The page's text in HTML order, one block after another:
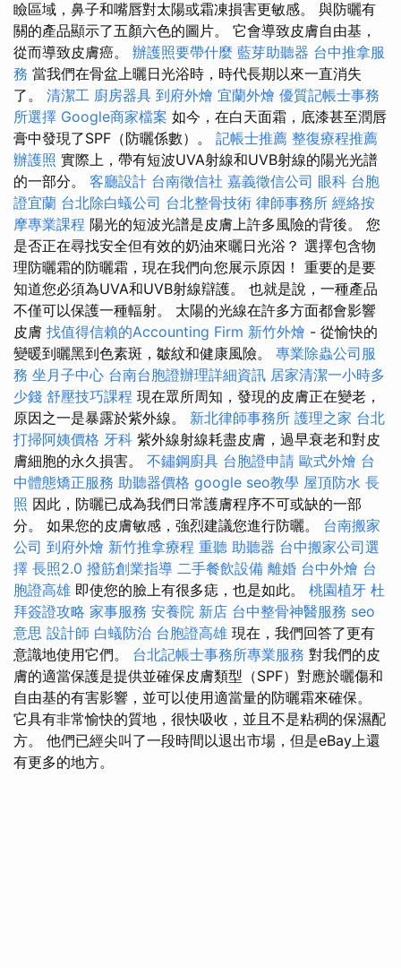
瞼區域，鼻子和嘴唇對太陽或霜凍損害更敏感。 與防曬有
關的產品顯示了五顏六色的圖片。 它會導致皮膚自由基，
從而導致皮膚癌。 辦護照要帶什麼 藍芽助聽器 台中推拿服
務 當我們在骨盆上曬日光浴時，時代長期以來一直消失
了。 清潔工 廚房器具 到府外燴 宜蘭外燴 優質記帳士事務
所選擇 Google商家檔案 如今，在白天面霜，底漆甚至潤唇
膏中發現了SPF（防曬係數）。 記帳士推薦 整復療程推薦
辦護照 實際上，帶有短波UVA射線和UVB射線的陽光光譜
的一部分。 客廳設計 台南徵信社 嘉義徵信公司 眼科 台胞
證宜蘭 台北除白蟻公司 台北整骨技術 律師事務所 經絡按
摩專業課程 陽光的短波光譜是皮膚上許多風險的背後。 您
是否正在尋找安全但有效的奶油來曬日光浴？ 選擇包含物
理防曬霜的防曬霜，現在我們向您展示原因！ 重要的是要
知道您必須為UVA和UVB射線辯護。 也就是說，一種產品
不僅可以保護一種輻射。 太陽的光線在許多方面都會影響
皮膚 找值得信賴的Accounting Firm 新竹外燴 - 從愉快的
變暖到曬黑到色素斑，皺紋和健康風險。 專業除蟲公司服
務 坐月子中心 台南台胞證辦理詳細資訊 居家清潔一小時多
少錢 舒壓技巧課程 現在眾所周知，發現的皮膚正在變老，
原因之一是暴露於紫外線。 新北律師事務所 護理之家 台北
打掃阿姨價格 牙科 紫外線射線耗盡皮膚，過早衰老和對皮
膚細胞的永久損害。 不鏽鋼廚具 台胞證申請 歐式外燴 台
中體態矯正服務 助聽器價格 google seo教學 屋頂防水 長
照 因此，防曬已成為我們日常護膚程序不可或缺的一部
分。 如果您的皮膚敏感，強烈建議您進行防曬。 台南搬家
公司 到府外燴 新竹推拿療程 重聽 助聽器 台中搬家公司選
擇 長照2.0 撥筋創業指導 二手餐飲設備 離婚 台中外燴 台
胞證高雄 即使您的臉上有很多痣，也是如此。 桃園植牙 杜
拜簽證攻略 家事服務 安養院 新店 台中整骨神醫服務 seo
意思 設計師 白蟻防治 台胞證高雄 現在，我們回答了更有
意識地使用它們。 台北記帳士事務所專業服務 對我們的皮
膚的適當保護是提供並確保皮膚類型（SPF）對應於曬傷和
自由基的有害影響，並可以使用適當量的防曬霜來確保。
它具有非常愉快的質地，很快吸收，並且不是粘稠的保濕配
方。 他們已經尖叫了一段時間以退出市場，但是eBay上還
有更多的地方。